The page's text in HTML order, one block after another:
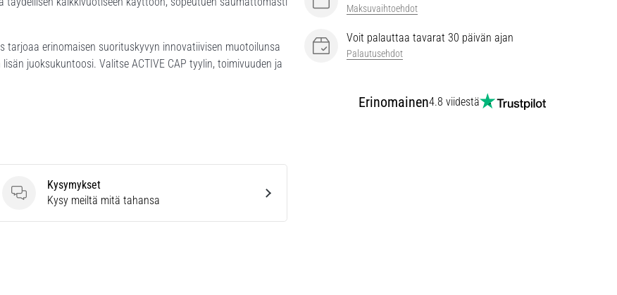
Maksuvaihtoehdot
Voit palauttaa tavarat 30 päivän ajan
Palautusehdot
Erinomainen4.8 viidestä
erinomaisen suorituskyvyn innovatiivisen muotoilunsa
juoksukuntoosi. Valitse ACTIVE CAP tyylin, toimivuuden ja
Kysymykset
Kysymykset
Kysy meiltä mitä tahansa